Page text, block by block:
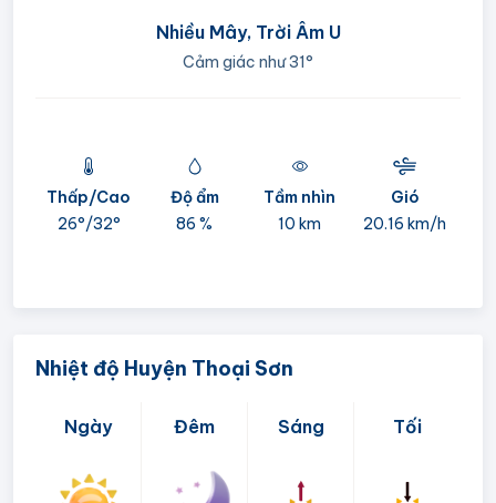
Nhiều Mây, Trời Âm U
Cảm giác như31°
Thấp/Cao
26°/32°
Độ ẩm
86 %
Tầm nhìn
10 km
Gió
20.16 km/h
Nhiệt độ Huyện Thoại Sơn
Ngày Đêm Sáng Tối